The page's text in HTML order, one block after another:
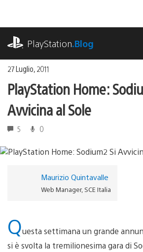
contenuto
PlayStation.Blog
27 Luglio, 2011
PlayStation Home:
Avvicina al Sole
5 0
Maurizio Quintavalle
Web Manager, SCE Italia
Questa settimana un grande
si è svolta la tremilionesima gara di